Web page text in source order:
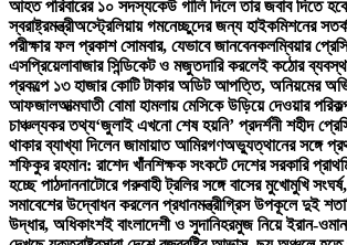
আহত পরিবারের ১০ সদস্যকেউ গালি দিলে তার জবাব দিতে
স্বরাষ্ট্রমন্ত্রীঅস্ট্রেলিয়ায় গমনেচ্ছুদের জন্য হাইকমিশনের
পরীক্ষার ফল প্রকাশ সোমবার, যেভাবে জানবেনকলম্বিয়ার
এসপ্রিয়েলাবাজার সিন্ডিকেট ও মজুতদারি করলেই কঠোর
প্রকল্পে ১৩ হাজার কোটি টাকার অডিট আপত্তি, অনিয়মের
আফজালআত্মঘাতী বোমা হামলায় মেসিকে উড়িয়ে দেওয়ার
চাঞ্চল্যকর তথ্য‘জুলাই এখনো শেষ হয়নি’ প্রদর্শনী শহীদ
থাকার ব্যাখ্যা দিলেন জামায়াত আমিরগণঅভ্যুত্থানের সঙ্গে
শফিকুর রহমান: রাশেদ খাঁনশিক্ষক সংকটে দেশের সরকারি
হচ্ছে পাঠদাননাটোরে গরুবাহী ট্রলির সঙ্গে বাসের মুখোমুখি
সমাবেশের উদ্বোধন করলেন প্রধানমন্ত্রীগ্রিস উপকূলে দুই
উদ্ধার, অধিকাংশই বাংলাদেশী ও সুদানিহরমুজ নিয়ে ইরান-